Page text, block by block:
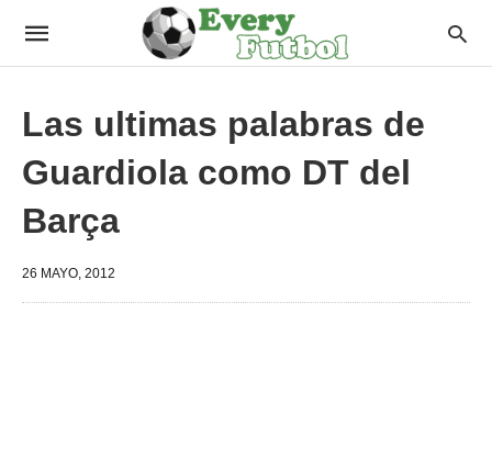
Las ultimas palabras de
Guardiola como DT del
Barça
26 MAYO, 2012